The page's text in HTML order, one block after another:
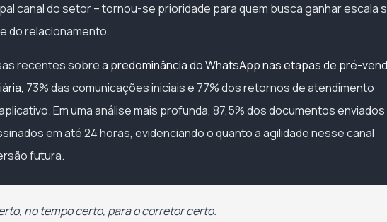
canal do setor – tornou-se prioridade para quem busca ganhar escala
do relacionamento.
recentes sobrea predominância do WhatsApp nas etapas de pré-
, 73% das comunicações iniciais e 77% dos retornos de atendimento
Em uma análise mais profunda, 87,5% dos documentos
em até 24 horas, evidenciando o quanto a agilidade nesse canal
futura.
no tempo certo, para o corretor certo.